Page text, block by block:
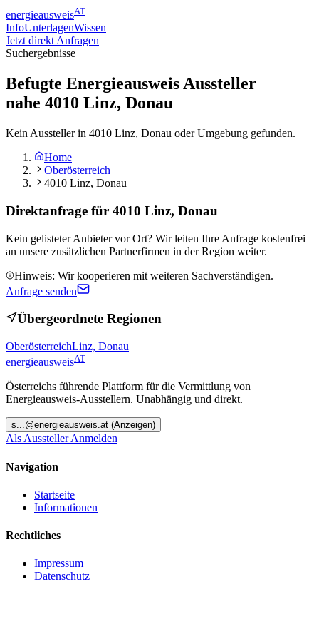
energieausweisAT
InfoUnterlagenWissen
Jetzt direkt Anfragen
Suchergebnisse
Befugte Energieausweis Aussteller
nahe 4010 Linz, Donau
Kein Aussteller in 4010 Linz, Donau oder Umgebung gefunden.
Home
Oberösterreich
4010 Linz, Donau
Direktanfrage für 4010 Linz, Donau
Kein gelisteter Anbieter vor Ort? Wir leiten Ihre Anfrage kostenfrei
an unsere zusätzlichen Partnerfirmen in der Region weiter.
Hinweis: Wir kooperieren mit weiteren Sachverständigen.
Anfrage senden
Übergeordnete Regionen
OberösterreichLinz, Donau
energieausweisAT
Österreichs führende Plattform für die Vermittlung von
Energieausweis-Ausstellern. Unabhängig und direkt.
s...@energieausweis.at (Anzeigen)
Als Aussteller Anmelden
Navigation
Startseite
Informationen
Rechtliches
Impressum
Datenschutz